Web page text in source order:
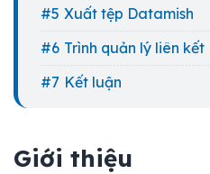
Xuất tệp Datamish
Trình quản lý liên kết
Kết luận
Giới thiệu